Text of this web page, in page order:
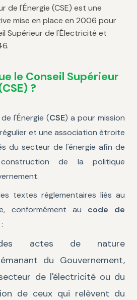
de l'Énergie (CSE) est une
mise en place en 2006 pour
Supérieur de l'Électricité et
le Conseil Supérieur
?
l'Énergie (CSE) a pour mission
et une association étroite
du secteur de l'énergie afin de
de la politique
textes réglementaires liés au
conformément au code de
des actes de nature
du Gouvernement,
de l'électricité ou du
de ceux qui relèvent du